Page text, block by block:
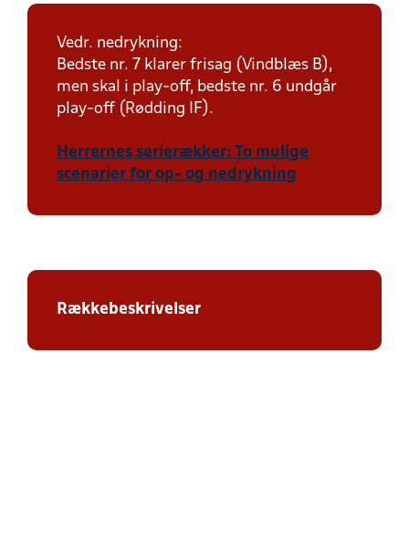
Vedr. nedrykning:
Bedste nr. 7 klarer frisag (Vindblæs B),
men skal i play-off, bedste nr. 6 undgår
play-off (Rødding IF).
Herrernes serierækker: To mulige
scenarier for op- og nedrykning
Rækkebeskrivelser